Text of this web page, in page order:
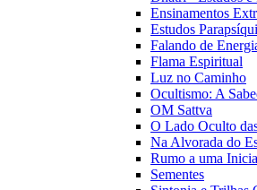
Ensinamentos
Estudos
Falando de
Flama Espiritual
Luz no Caminho
Ocultismo: A
OM Sattva
O Lado Oculto
Na Alvorada do
Rumo a uma
Sementes